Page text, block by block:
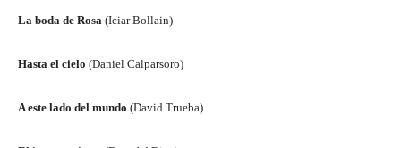
La boda de Rosa (Iciar Bollain)
Hasta el cielo (Daniel Calparsoro)
A este lado del mundo (David Trueba)